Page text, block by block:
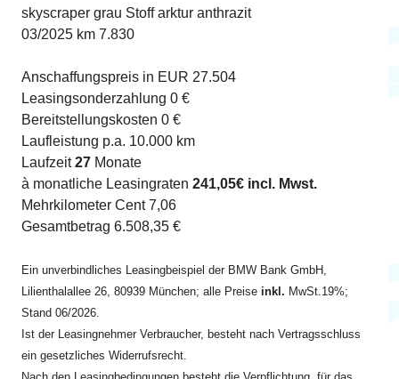
skyscraper grau Stoff arktur anthrazit
03/2025 km 7.830
Anschaffungspreis in EUR 27.504
Leasingsonderzahlung 0 €
Bereitstellungskosten 0 €
Laufleistung p.a. 10.000 km
Laufzeit27 Monate
à monatliche Leasingraten 241,05€ incl. Mwst.
Mehrkilometer Cent 7,06
Gesamtbetrag 6.508,35 €
Ein unverbindliches Leasingbeispiel der BMW Bank GmbH,
Lilienthalallee 26, 80939 München; alle Preise inkl. MwSt.19%;
Stand 06/2026.
Ist der Leasingnehmer Verbraucher, besteht nach Vertragsschluss
ein gesetzliches Widerrufsrecht.